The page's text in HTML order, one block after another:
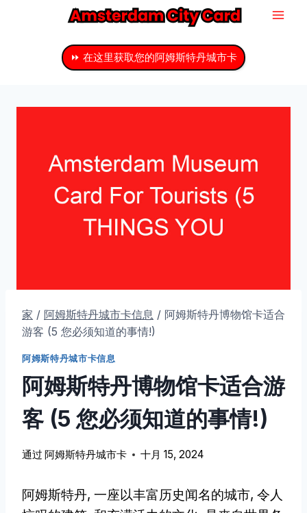
⏩ 在这里获取您的阿姆斯特丹城市卡
家 / 阿姆斯特丹城市卡信息 / 阿姆斯特丹博物馆卡适合
游客 (5 您必须知道的事情!)
阿姆斯特丹城市卡信息
阿姆斯特丹博物馆卡适合游
客 (5 您必须知道的事情!)
通过 阿姆斯特丹城市卡 十月 15, 2024
阿姆斯特丹, 一座以丰富历史闻名的城市, 令人